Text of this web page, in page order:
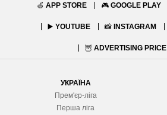
🍏 APP STORE 🎮 GOOGLE PLAY
▶️ YOUTUBE 📸 INSTAGRAM
🦉 ADVERTISING PRICE
УКРАЇНА
Прем'єр-ліга
Перша ліга